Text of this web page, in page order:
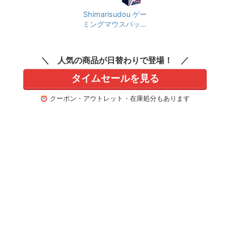
Shimarisudou ゲー
ミングマウスパッド
人気の商品が日替わりで登場！
タイムセールを見る
クーポン・アウトレット・在庫処分もあります